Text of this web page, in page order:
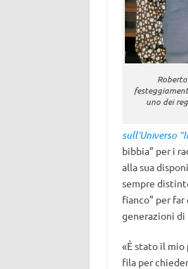
uno dei
sull’Universo
bibbia” per i
alla sua
sempre
fianco” per
generazioni di
«È stato il mio
fila per